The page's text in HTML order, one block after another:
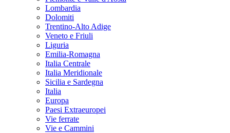
Lombardia
Dolomiti
Trentino-Alto Adige
Veneto e Friuli
Liguria
Emilia-Romagna
Italia Centrale
Italia Meridionale
Sicilia e Sardegna
Italia
Europa
Paesi Extraeuropei
Vie ferrate
Vie e Cammini